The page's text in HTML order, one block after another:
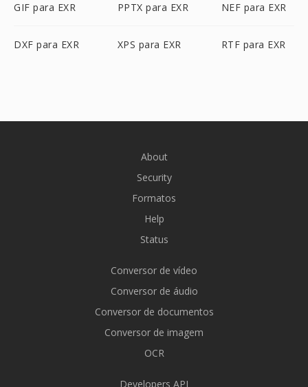
GIF para EXR PPTX para EXR NEF para EXR
DXF para EXR XPS para EXR RTF para EXR
About
Security
Formatos
Help
Status
Conversor de vídeo
Conversor de áudio
Conversor de documentos
Conversor de imagem
OCR
Developers API